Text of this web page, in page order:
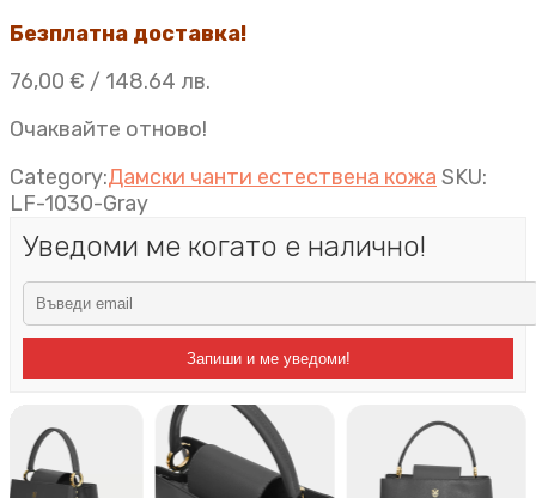
Безплатна доставка!
76,00 € / 148.64 лв.
Очаквайте отново!
Category:Дамски чанти естествена кожа SKU:
LF-1030-Gray
Уведоми ме когато е налично!
Запиши и ме уведоми!